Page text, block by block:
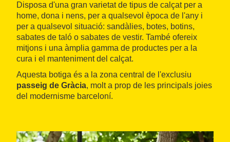
Disposa d'una gran varietat de tipus de calçat per a
home, dona i nens, per a qualsevol època de l'any i
per a qualsevol situació: sandàlies, botes, botins,
sabates de taló o sabates de vestir. També ofereix
mitjons i una àmplia gamma de productes per a la
cura i el manteniment del calçat.
Aquesta botiga és a la zona central de l'exclusiu
passeig de Gràcia, molt a prop de les principals joies
del modernisme barceloní.